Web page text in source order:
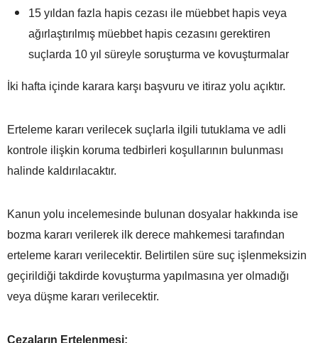
15 yıldan fazla hapis cezası ile müebbet hapis veya
ağırlaştırılmış müebbet hapis cezasını gerektiren
suçlarda 10 yıl süreyle soruşturma ve kovuşturmalar
İki hafta içinde karara karşı başvuru ve itiraz yolu açıktır.
Erteleme kararı verilecek suçlarla ilgili tutuklama ve adli
kontrole ilişkin koruma tedbirleri koşullarının bulunması
halinde kaldırılacaktır.
Kanun yolu incelemesinde bulunan dosyalar hakkında ise
bozma kararı verilerek ilk derece mahkemesi tarafından
erteleme kararı verilecektir. Belirtilen süre suç işlenmeksizin
geçirildiği takdirde kovuşturma yapılmasına yer olmadığı
veya düşme kararı verilecektir.
Cezaların Ertelenmesi: